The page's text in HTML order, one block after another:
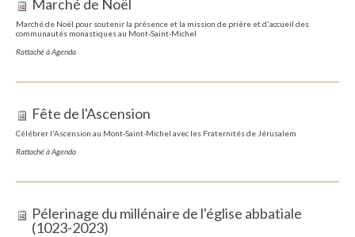
Marché de Noël
Marché de Noël pour soutenir la présence et la mission de prière et d'accueil des
communautés monastiques au Mont-Saint-Michel
Rattaché àAgenda
Fête de l'Ascension
Célébrer l'Ascension au Mont-Saint-Michel avec les Fraternités de Jérusalem
Rattaché àAgenda
Pélerinage du millénaire de l'église abbatiale
(1023-2023)